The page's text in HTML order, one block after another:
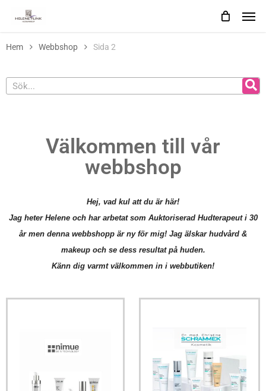
Hem Webbshop Sida 2
Välkommen till vår
webbshop
Hej, vad kul att du är här!
Jag heter Helene och har arbetat som Auktoriserad Hudterapeut i 30
år men denna webbshopp är ny för mig! Jag älskar hudvård &
makeup och sedess resultat på huden.
Känn dig varmt välkommen in i webbutiken!